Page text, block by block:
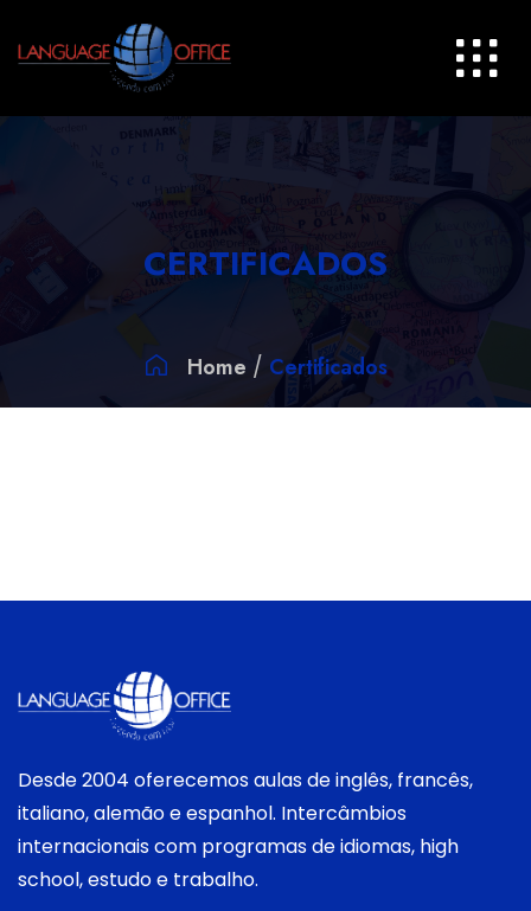
CERTIFICADOS
Home Certificados
Desde 2004 oferecemos aulas de inglês, francês,
italiano, alemão e espanhol. Intercâmbios
internacionais com programas de idiomas, high
school, estudo e trabalho.